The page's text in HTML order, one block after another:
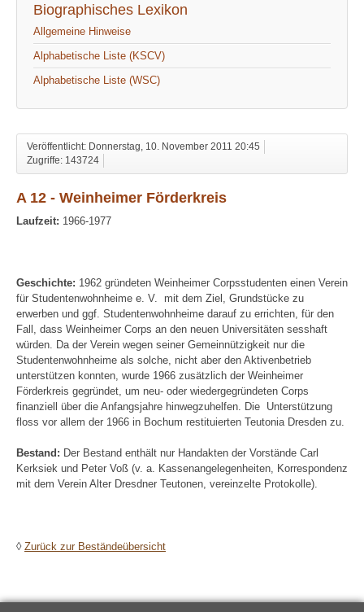
Biographisches Lexikon
Allgemeine Hinweise
Alphabetische Liste (KSCV)
Alphabetische Liste (WSC)
Veröffentlicht: Donnerstag, 10. November 2011 20:45
Zugriffe: 143724
A 12 - Weinheimer Förderkreis
Laufzeit: 1966-1977
Geschichte: 1962 gründeten Weinheimer Corpsstudenten einen Verein
für Studentenwohnheime e. V. mit dem Ziel, Grundstücke zu
erwerben und ggf. Studentenwohnheime darauf zu errichten, für den
Fall, dass Weinheimer Corps an den neuen Universitäten sesshaft
würden. Da der Verein wegen seiner Gemeinnützigkeit nur die
Studentenwohnheime als solche, nicht aber den Aktivenbetrieb
unterstützen konnten, wurde 1966 zusätzlich der Weinheimer
Förderkreis gegründet, um neu- oder wiedergegründeten Corps
finanziell über die Anfangsjahre hinwegzuhelfen. Die Unterstützung
floss vor allem der 1966 in Bochum restituierten Teutonia Dresden zu.
Bestand: Der Bestand enthält nur Handakten der Vorstände Carl
Kerksiek und Peter Voß (v. a. Kassenangelegenheiten, Korrespondenz
mit dem Verein Alter Dresdner Teutonen, vereinzelte Protokolle).
◊ Zurück zur Beständeübersicht